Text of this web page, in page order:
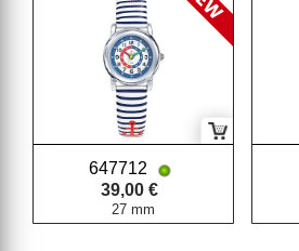
647712
39,00 €
27 mm